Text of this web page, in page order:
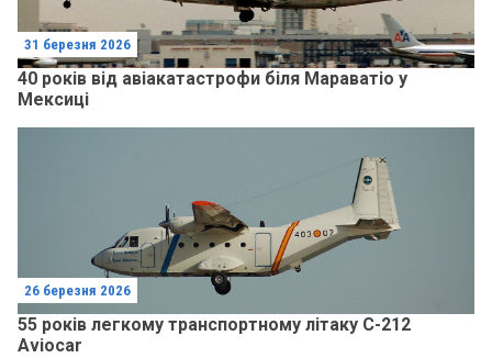
31 березня 2026
40 років від авіакатастрофи біля Мараватіо у
Мексиці
26 березня 2026
55 років легкому транспортному літаку C-212
Aviocar